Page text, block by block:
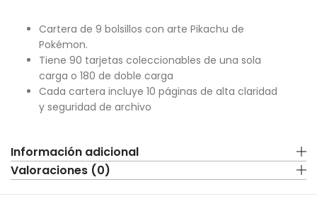
Cartera de 9 bolsillos con arte Pikachu de
Pokémon.
Tiene 90 tarjetas coleccionables de una sola
carga o 180 de doble carga
Cada cartera incluye 10 páginas de alta claridad
y seguridad de archivo
Información adicional
Valoraciones (0)